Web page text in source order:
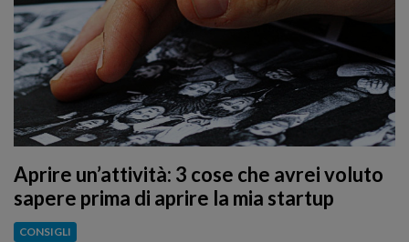
Aprire un’attività: 3 cose che avrei voluto
sapere prima di aprire la mia startup
CONSIGLI